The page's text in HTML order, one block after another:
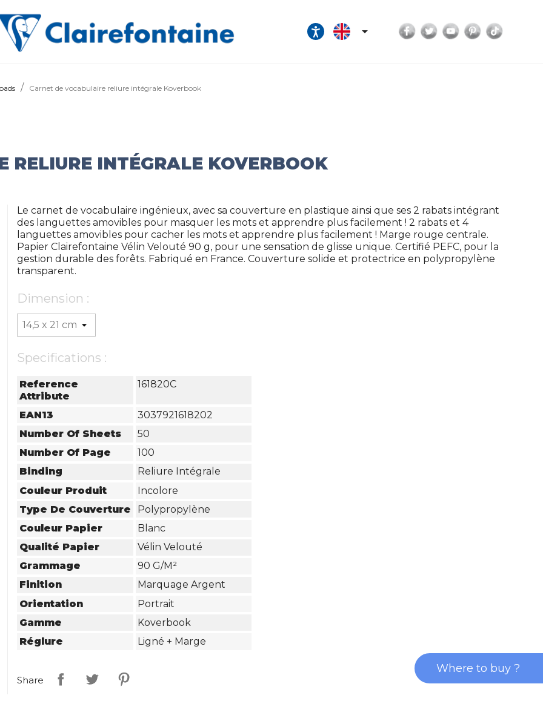
 Facebook
TwitterYouTubePinterest
Carnet de vocabulaire reliure intégrale Koverbook
RELIURE INTÉGRALE KOVERBOOK
Le carnet de vocabulaire ingénieux, avec sa couverture en plastique ainsi que ses 2 rabats intégrant
des languettes amovibles pour masquer les mots et apprendre plus facilement ! 2 rabats et 4
languettes amovibles pour cacher les mots et apprendre plus facilement ! Marge rouge centrale.
Papier Clairefontaine Vélin Velouté 90 g, pour une sensation de glisse unique. Certifié PEFC, pour la
gestion durable des forêts. Fabriqué en France. Couverture solide et protectrice en polypropylène
transparent.
Dimension :
Specifications :
Reference
Attribute
161820C
EAN13
3037921618202
Number Of Sheets
50
Number Of Page
100
Binding
Reliure Intégrale
Couleur Produit
Incolore
Type De Couverture
Polypropylène
Couleur Papier
Blanc
Qualité Papier
Vélin Velouté
Grammage
90 G/m²
Finition
Marquage Argent
Orientation
Portrait
Gamme
Koverbook
Réglure
Ligné + Marge
Share
Where to buy ?